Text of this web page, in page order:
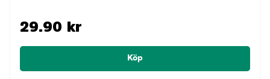
29.90 kr
Köp